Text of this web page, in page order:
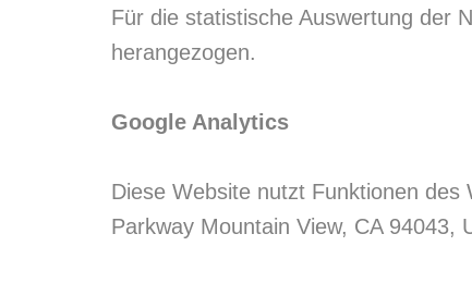
Für die statistische Auswertung der
herangezogen.
Google Analytics
Diese Website nutzt Funktionen
Parkway Mountain View, CA 94043,